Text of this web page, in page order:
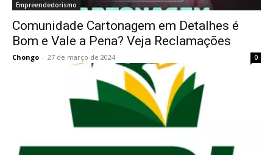
Empreendedorismo
Comunidade Cartonagem em Detalhes é
Bom e Vale a Pena? Veja Reclamações
Chongo - 27 de março de 2024 0